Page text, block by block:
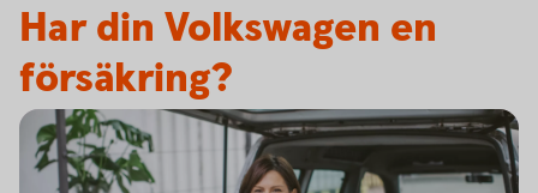
Har din Volkswagen en
försäkring?